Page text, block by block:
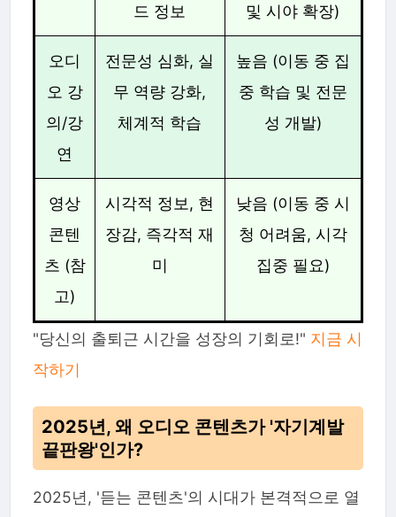
드 정보
및 시야 확장)
오디
오 강
의/강
연
전문성 심화, 실
무 역량 강화,
체계적 학습
높음 (이동 중 집
중 학습 및 전문
성 개발)
영상
콘텐
츠 (참
고)
시각적 정보, 현
장감, 즉각적 재
미
낮음 (이동 중 시
청 어려움, 시각
집중 필요)
"당신의 출퇴근 시간을 성장의 기회로!" 지금 시
작하기
2025년, 왜 오디오 콘텐츠가 '자기계발
끝판왕'인가?
2025년, '듣는 콘텐츠'의 시대가 본격적으로 열